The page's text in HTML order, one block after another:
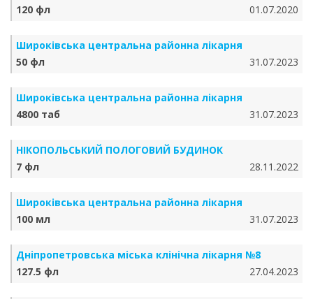
120 фл
01.07.2020
Широківська центральна районна лікарня
50 фл
31.07.2023
Широківська центральна районна лікарня
4800 таб
31.07.2023
НІКОПОЛЬСЬКИЙ ПОЛОГОВИЙ БУДИНОК
7 фл
28.11.2022
Широківська центральна районна лікарня
100 мл
31.07.2023
Дніпропетровська міська клінічна лікарня №8
127.5 фл
27.04.2023